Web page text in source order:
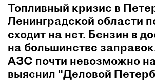
Топливный кризис в
Ленинградской области
сходит на нет. Бензин в
на большинстве
АЗС почти невозможно
выяснил "Деловой